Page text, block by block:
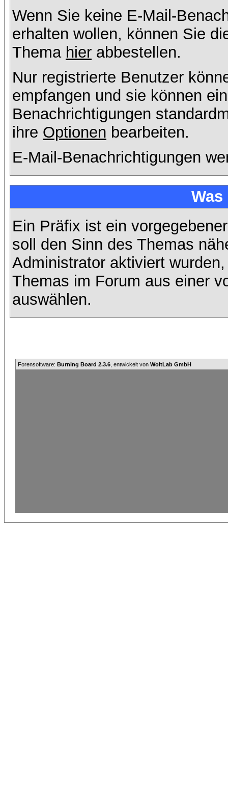
Wenn Sie keine E-Mail-
erhalten wollen, können Sie
Thema hier abbestellen.
Nur registrierte Benutzer
empfangen und sie können
Benachrichtigungen
ihre Optionen bearbeiten.
E-Mail-Benachrichtigungen
Ein Präfix ist ein
soll den Sinn des Themas
Administrator aktiviert
Themas im Forum aus einer
auswählen.
Forensoftware: Burning Board 2.3.6 , entwickelt von WoltLab GmbH